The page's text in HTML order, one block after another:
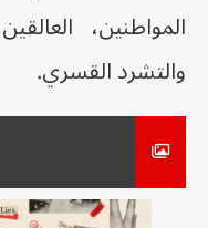
المواطنين،
والتشرد القسري.